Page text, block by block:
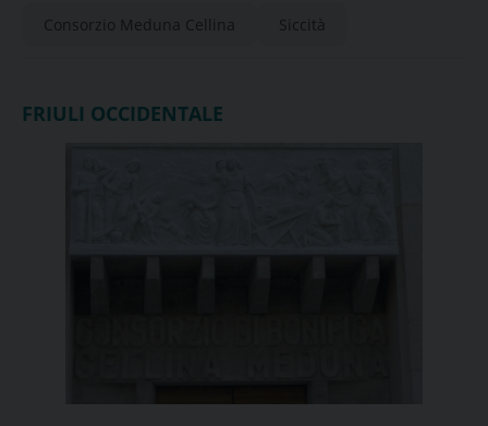
Consorzio Meduna Cellina Siccità
FRIULI OCCIDENTALE